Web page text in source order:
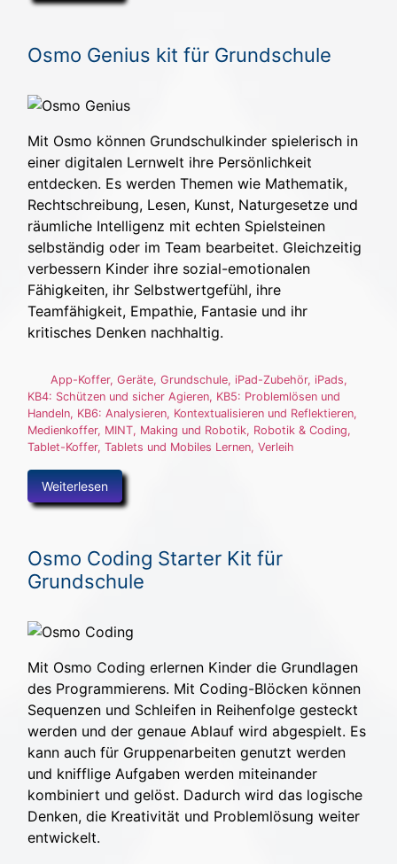
Osmo Genius kit für Grundschule
Mit Osmo können Grundschulkinder spielerisch in
einer digitalen Lernwelt ihre Persönlichkeit
entdecken. Es werden Themen wie Mathematik,
Rechtschreibung, Lesen, Kunst, Naturgesetze und
räumliche Intelligenz mit echten Spielsteinen
selbständig oder im Team bearbeitet. Gleichzeitig
verbessern Kinder ihre sozial-emotionalen
Fähigkeiten, ihr Selbstwertgefühl, ihre
Teamfähigkeit, Empathie, Fantasie und ihr
kritisches Denken nachhaltig.
App-Koffer, Geräte, Grundschule, iPad-Zubehör, iPads,
KB4: Schützen und sicher Agieren, KB5: Problemlösen und
Handeln, KB6: Analysieren, Kontextualisieren und Reflektieren,
Medienkoffer, MINT, Making und Robotik, Robotik & Coding,
Tablet-Koffer, Tablets und Mobiles Lernen, Verleih
Weiterlesen
Osmo Coding Starter Kit für
Grundschule
Mit Osmo Coding erlernen Kinder die Grundlagen
des Programmierens. Mit Coding-Blöcken können
Sequenzen und Schleifen in Reihenfolge gesteckt
werden und der genaue Ablauf wird abgespielt. Es
kann auch für Gruppenarbeiten genutzt werden
und knifflige Aufgaben werden miteinander
kombiniert und gelöst. Dadurch wird das logische
Denken, die Kreativität und Problemlösung weiter
entwickelt.